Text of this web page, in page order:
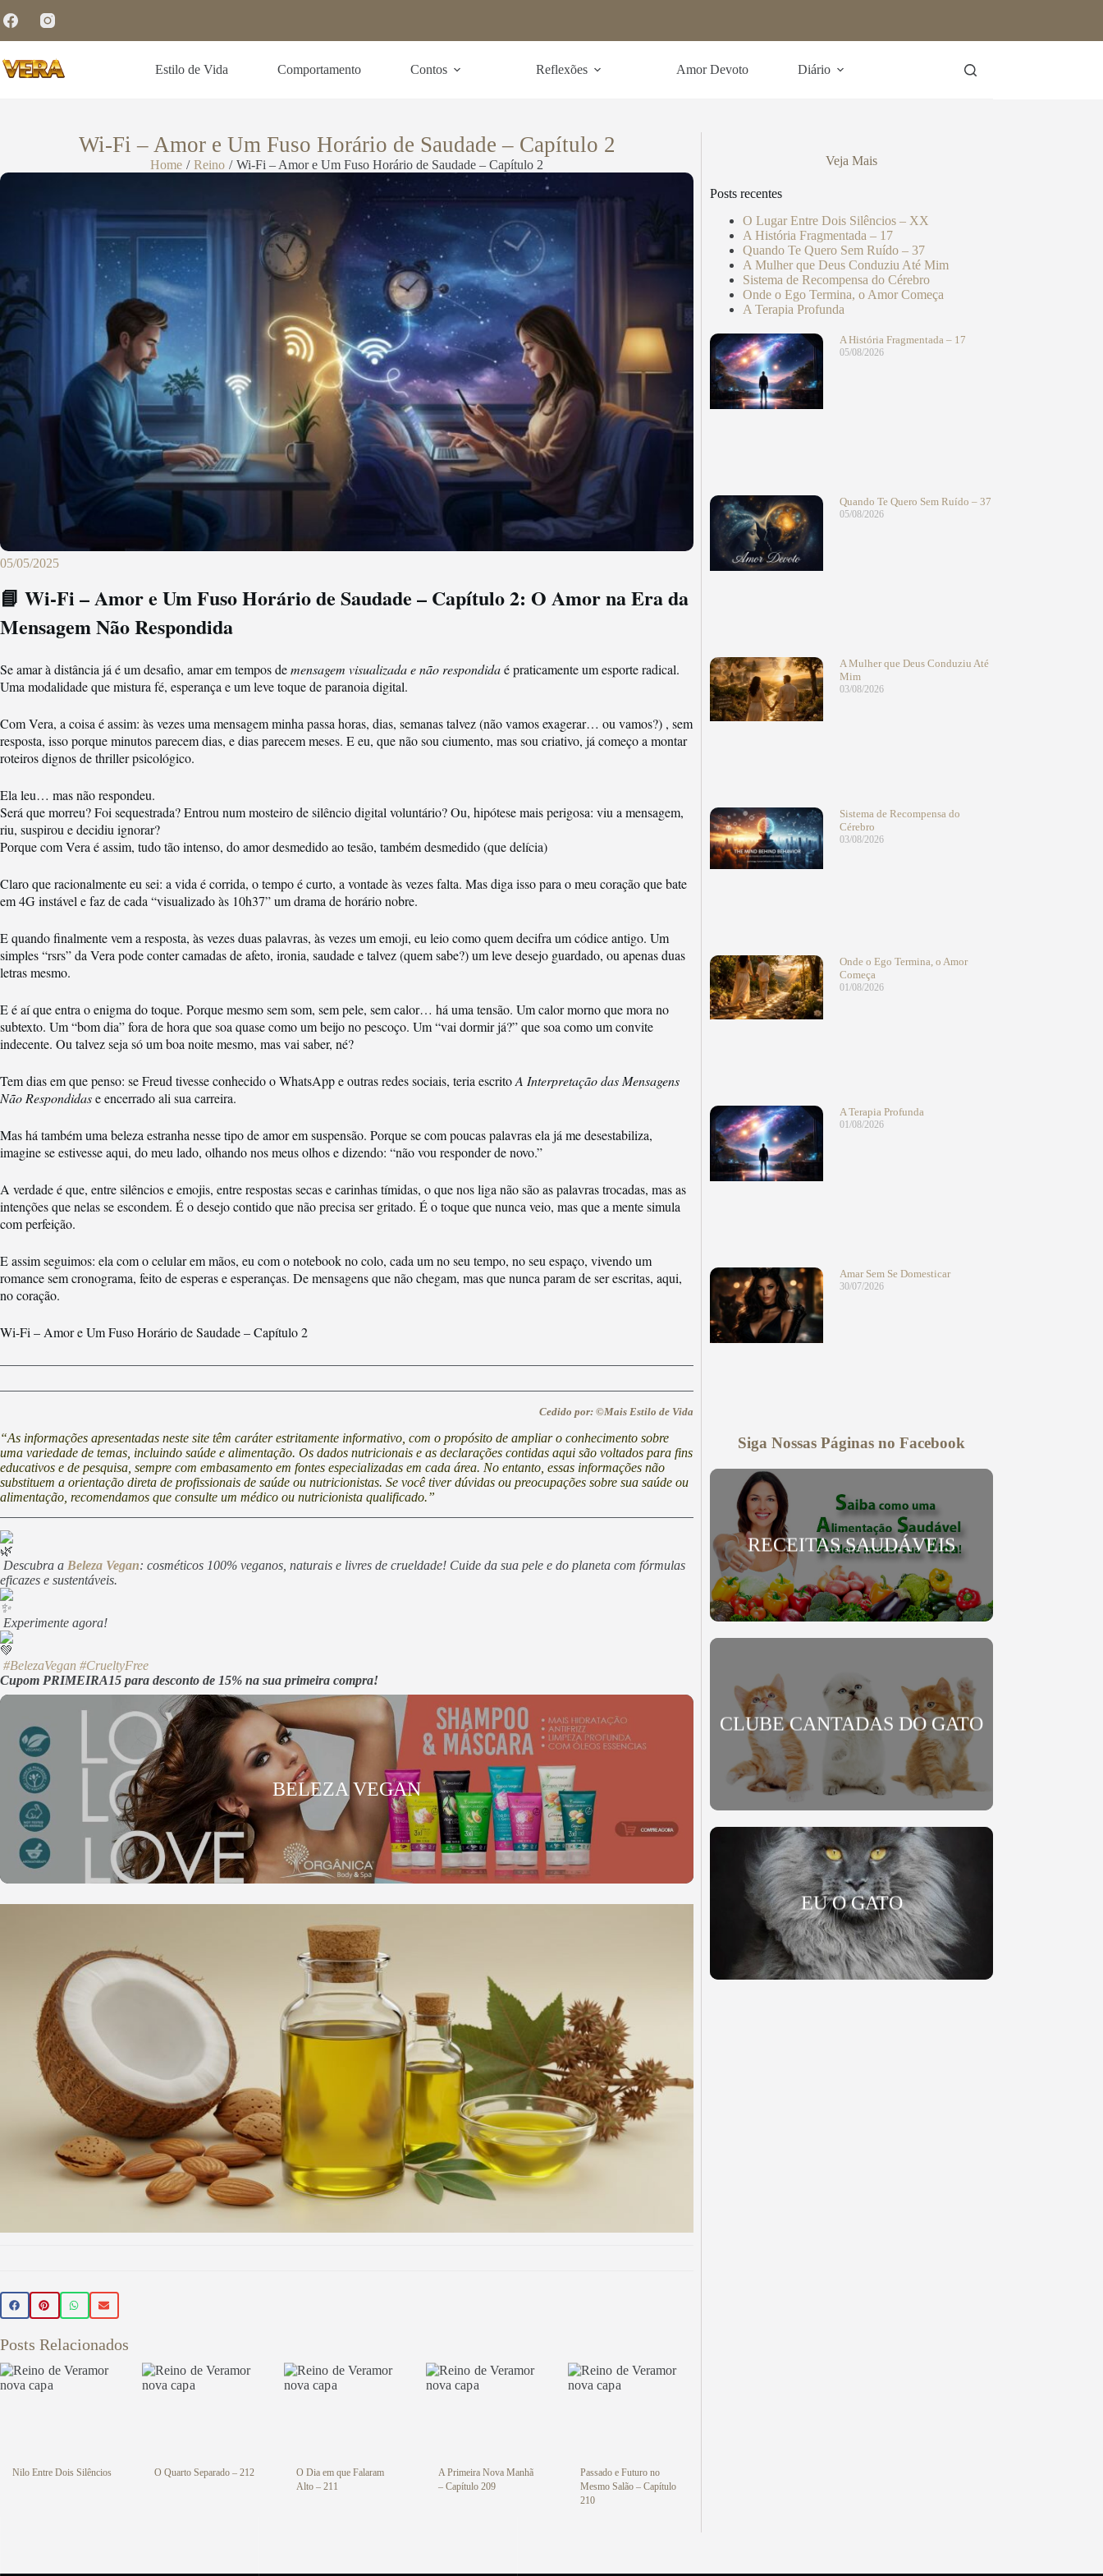
Estilo de Vida Comportamento Contos Reflexões Amor Devoto Diário
Wi-Fi – Amor e Um Fuso Horário de Saudade – Capítulo 2
Home / Reino / Wi-Fi – Amor e Um Fuso Horário de Saudade – Capítulo 2
05/05/2025
📘 Wi-Fi – Amor e Um Fuso Horário de Saudade – Capítulo 2: O Amor na Era da
Mensagem Não Respondida
Se amar à distância já é um desafio, amar em tempos demensagem visualizada e não respondidaé praticamente um esporte radical.
Uma modalidade que mistura fé, esperança e um leve toque de paranoia digital.
Com Vera, a coisa é assim: às vezes uma mensagem minha passa horas, dias, semanas talvez (não vamos exagerar… ou vamos?) , sem
resposta, isso porque minutos parecem dias, e dias parecem meses. E eu, que não sou ciumento, mas sou criativo, já começo a montar
roteiros dignos de thriller psicológico.
Ela leu… mas não respondeu.
Será que morreu? Foi sequestrada? Entrou num mosteiro de silêncio digital voluntário? Ou, hipótese mais perigosa: viu a mensagem,
riu, suspirou e decidiu ignorar?
Porque com Vera é assim, tudo tão intenso, do amor desmedido ao tesão, também desmedido (que delícia)
Claro que racionalmente eu sei: a vida é corrida, o tempo é curto, a vontade às vezes falta. Mas diga isso para o meu coração que bate
em 4G instável e faz de cada “visualizado às 10h37” um drama de horário nobre.
E quando finalmente vem a resposta, às vezes duas palavras, às vezes um emoji, eu leio como quem decifra um códice antigo. Um
simples “rsrs” da Vera pode conter camadas de afeto, ironia, saudade e talvez (quem sabe?) um leve desejo guardado, ou apenas duas
letras mesmo.
E é aí que entra o enigma do toque. Porque mesmo sem som, sem pele, sem calor… há uma tensão. Um calor morno que mora no
subtexto. Um “bom dia” fora de hora que soa quase como um beijo no pescoço. Um “vai dormir já?” que soa como um convite
indecente. Ou talvez seja só um boa noite mesmo, mas vai saber, né?
Tem dias em que penso: se Freud tivesse conhecido o WhatsApp e outras redes sociais, teria escritoA Interpretação das Mensagens
Não Respondidase encerrado ali sua carreira.
Mas há também uma beleza estranha nesse tipo de amor em suspensão. Porque se com poucas palavras ela já me desestabiliza,
imagine se estivesse aqui, do meu lado, olhando nos meus olhos e dizendo: “não vou responder de novo.”
A verdade é que, entre silêncios e emojis, entre respostas secas e carinhas tímidas, o que nos liga não são as palavras trocadas, mas as
intenções que nelas se escondem. É o desejo contido que não precisa ser gritado. É o toque que nunca veio, mas que a mente simula
com perfeição.
E assim seguimos: ela com o celular em mãos, eu com o notebook no colo, cada um no seu tempo, no seu espaço, vivendo um
romance sem cronograma, feito de esperas e esperanças. De mensagens que não chegam, mas que nunca param de ser escritas, aqui,
no coração.
Wi-Fi – Amor e Um Fuso Horário de Saudade – Capítulo 2
Cedido por: ©Mais Estilo de Vida
“As informações apresentadas neste site têm caráter estritamente informativo, com o propósito de ampliar o conhecimento sobre
uma variedade de temas, incluindo saúde e alimentação. Os dados nutricionais e as declarações contidas aqui são voltados para fins
educativos e de pesquisa, sempre com embasamento em fontes especializadas em cada área. No entanto, essas informações não
substituem a orientação direta de profissionais de saúde ou nutricionistas. Se você tiver dúvidas ou preocupações sobre sua saúde ou
alimentação, recomendamos que consulte um médico ou nutricionista qualificado.”
Descubra a Beleza Vegan: cosméticos 100% veganos, naturais e livres de crueldade! Cuide da sua pele e do planeta com fórmulas
eficazes e sustentáveis.
Experimente agora!
#BelezaVegan #CrueltyFree
Cupom PRIMEIRA15 para desconto de 15% na sua primeira compra!
BELEZA VEGAN
sua primeira compra! Aproveite! ✨
Posts Relacionados
Nilo Entre Dois Silêncios O Quarto Separado – 212
O Dia em que Falaram
Alto – 211
A Primeira Nova Manhã
– Capítulo 209
Passado e Futuro no
Mesmo Salão – Capítulo
210
Veja Mais
Posts recentes
O Lugar Entre Dois Silêncios – XX
A História Fragmentada – 17
Quando Te Quero Sem Ruído – 37
A Mulher que Deus Conduziu Até Mim
Sistema de Recompensa do Cérebro
Onde o Ego Termina, o Amor Começa
A Terapia Profunda
A História Fragmentada – 17
05/08/2026
Quando Te Quero Sem Ruído – 37
05/08/2026
A Mulher que Deus Conduziu Até
Mim
03/08/2026
Sistema de Recompensa do
Cérebro
03/08/2026
Onde o Ego Termina, o Amor
Começa
01/08/2026
A Terapia Profunda
01/08/2026
Amar Sem Se Domesticar
30/07/2026
Siga Nossas Páginas no Facebook
RECEITAS SAUDÁVEIS
CLUBE CANTADAS DO GATO
EU O GATO